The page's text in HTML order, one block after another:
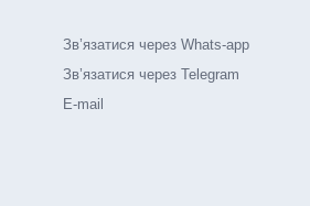
Зв’язатися через Whats-app
Зв’язатися через Telegram
E-mail